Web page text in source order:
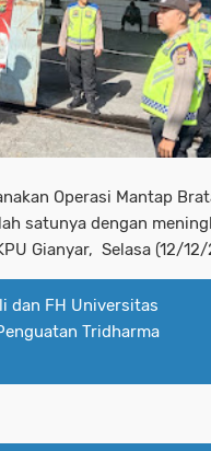
Operasi Mantap
satunya dengan
Gianyar, Selasa (12/12/
dan FH Universitas
Tridharma